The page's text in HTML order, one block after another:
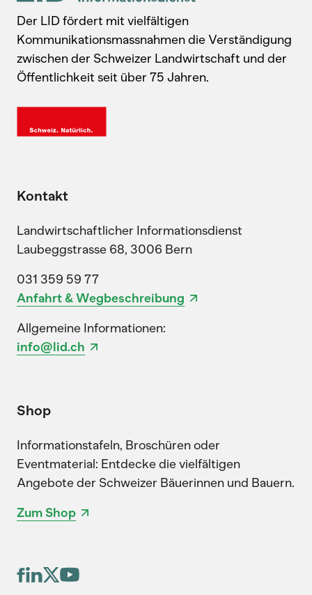
Der LID fördert mit vielfältigen
Kommunikationsmassnahmen die Verständigung
zwischen der Schweizer Landwirtschaft und der
Öffentlichkeit seit über 75 Jahren.
Kontakt
Landwirtschaftlicher Informationsdienst
Laubeggstrasse 68, 3006 Bern
031 359 59 77
Anfahrt & Wegbeschreibung
Allgemeine Informationen:
info@lid.ch
Shop
Informationstafeln, Broschüren oder
Eventmaterial: Entdecke die vielfältigen
Angebote der Schweizer Bäuerinnen und Bauern.
Zum Shop